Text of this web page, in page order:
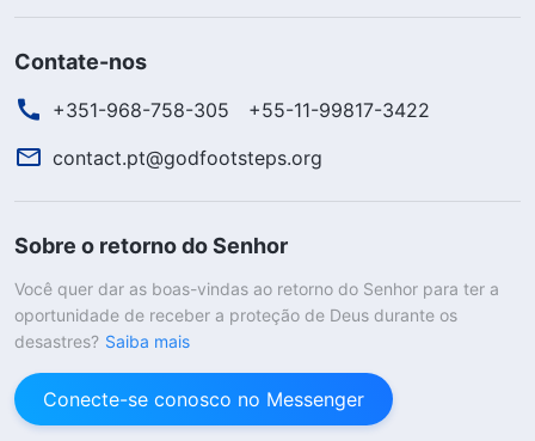
Contate-nos
+351-968-758-305
+55-11-99817-3422
contact.pt@godfootsteps.org
Sobre o retorno do Senhor
Você quer dar as boas-vindas ao retorno do Senhor para ter a
oportunidade de receber a proteção de Deus durante os
desastres? Saiba mais
Conecte-se conosco no Messenger